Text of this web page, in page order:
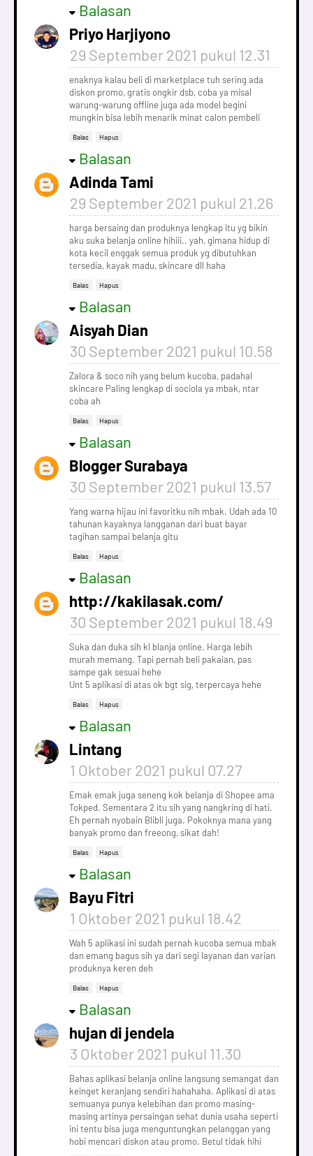
Balasan
Priyo Harjiyono
29 September 2021 pukul 12.31
enaknya kalau beli di marketplace tuh sering ada
diskon promo, gratis ongkir dsb, coba ya misal
warung-warung offline juga ada model begini
mungkin bisa lebih menarik minat calon pembeli
Balas Hapus
Balasan
Adinda Tami
29 September 2021 pukul 21.26
harga bersaing dan produknya lengkap itu yg bikin
aku suka belanja online hihiii.. yah, gimana hidup di
kota kecil enggak semua produk yg dibutuhkan
tersedia, kayak madu, skincare dll haha
Balas Hapus
Balasan
Aisyah Dian
30 September 2021 pukul 10.58
Zalora & soco nih yang belum kucoba, padahal
skincare Paling lengkap di sociola ya mbak, ntar
coba ah
Balas Hapus
Balasan
Blogger Surabaya
30 September 2021 pukul 13.57
Yang warna hijau ini favoritku nih mbak. Udah ada 10
tahunan kayaknya langganan dari buat bayar
tagihan sampai belanja gitu
Balas Hapus
Balasan
http://kakilasak.com/
30 September 2021 pukul 18.49
Suka dan duka sih kl blanja online. Harga lebih
murah memang. Tapi pernah beli pakaian, pas
sampe gak sesuai hehe
Unt 5 aplikasi di atas ok bgt sig, terpercaya hehe
Balas Hapus
Balasan
Lintang
1 Oktober 2021 pukul 07.27
Emak emak juga seneng kok belanja di Shopee ama
Tokped. Sementara 2 itu sih yang nangkring di hati.
Eh pernah nyobain Blibli juga. Pokoknya mana yang
banyak promo dan freeong, sikat dah!
Balas Hapus
Balasan
Bayu Fitri
1 Oktober 2021 pukul 18.42
Wah 5 aplikasi ini sudah pernah kucoba semua mbak
dan emang bagus sih ya dari segi layanan dan varian
produknya keren deh
Balas Hapus
Balasan
hujan di jendela
3 Oktober 2021 pukul 11.30
Bahas aplikasi belanja online langsung semangat dan
keinget keranjang sendiri hahahaha. Aplikasi di atas
semuanya punya kelebihan dan promo masing-
masing artinya persaingan sehat dunia usaha seperti
ini tentu bisa juga menguntungkan pelanggan yang
hobi mencari diskon atau promo. Betul tidak hihi